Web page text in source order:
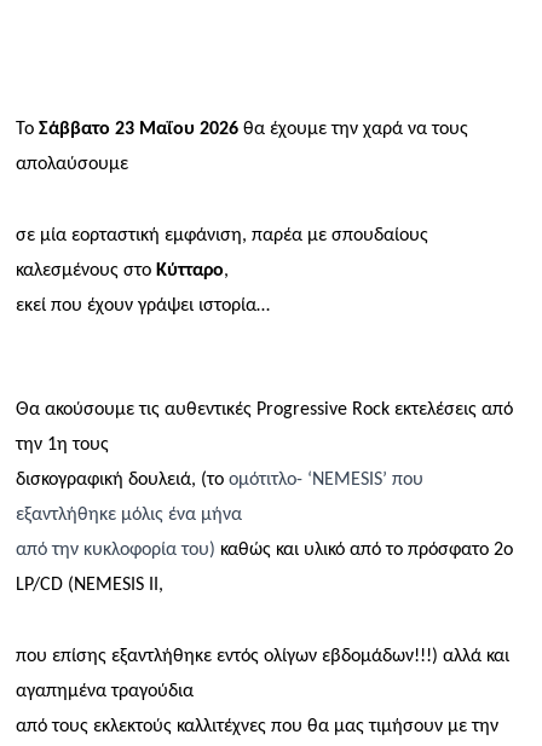
Το Σάββατο 23 Μαΐου 2026θα έχουμε την χαρά να τους
απολαύσουμε
σε μία εορταστική εμφάνιση, παρέα με σπουδαίους
καλεσμένους στο Kύτταρο,
εκεί που έχουν γράψει ιστορία…
Θα ακούσουμε τις αυθεντικές Progressive Rockεκτελέσεις από
την 1η τους
δισκογραφική δουλειά, (το ομότιτλο- ‘NEMESIS’ που
εξαντλήθηκε μόλις ένα μήνα
από την κυκλοφορία του) καθώς και υλικό από το πρόσφατο 2ο
LP/CD(NEMESIS ,
που επίσης εξαντλήθηκε εντός ολίγων εβδομάδων!!!) αλλά και
αγαπημένα τραγούδια
από τους εκλεκτούς καλλιτέχνες που θα μας τιμήσουν με την